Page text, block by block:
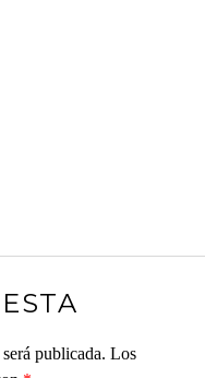
publicada. Los